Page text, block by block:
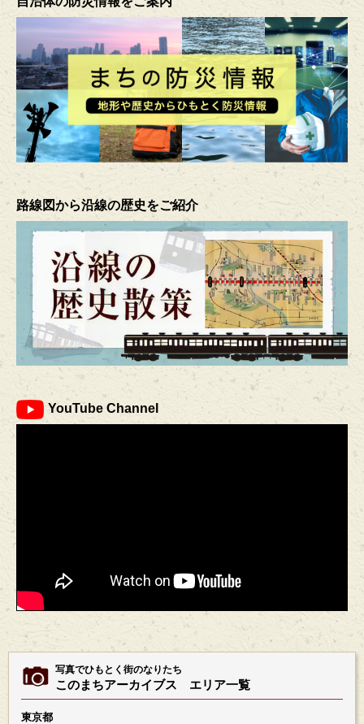
路線図から沿線の歴史をご紹介
YouTube Channel
写真でひもとく街のなりたち
このまちアーカイブス エリア一覧
東京都